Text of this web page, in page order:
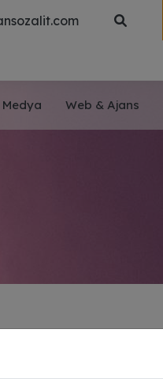
Medya Web & Ajans